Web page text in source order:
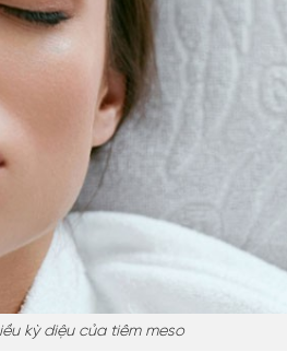
kỳ diệu của tiêm meso